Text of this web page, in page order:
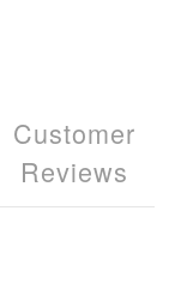
Customer
Reviews